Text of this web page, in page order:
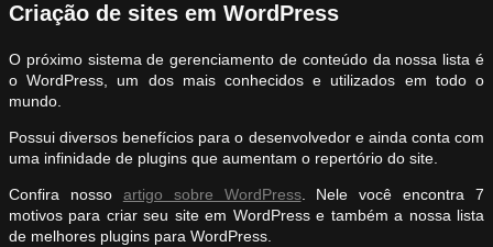
Criação de sites em WordPress
O próximo sistema de gerenciamento de conteúdo da nossa lista é
o WordPress, um dos mais conhecidos e utilizados em todo o
mundo.
Possui diversos benefícios para o desenvolvedor e ainda conta com
uma infinidade de plugins que aumentam o repertório do site.
Confira nosso artigo sobre WordPress. Nele você encontra 7
motivos para criar seu site em WordPress e também a nossa lista
de melhores plugins para WordPress.